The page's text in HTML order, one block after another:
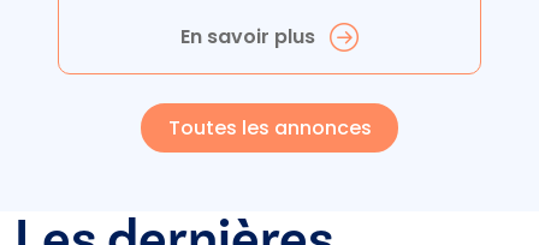
En savoir plus
Toutes les annonces